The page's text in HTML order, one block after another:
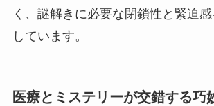
く、謎解きに必要な閉鎖性と緊迫
しています。
医療とミステリーが交錯する巧